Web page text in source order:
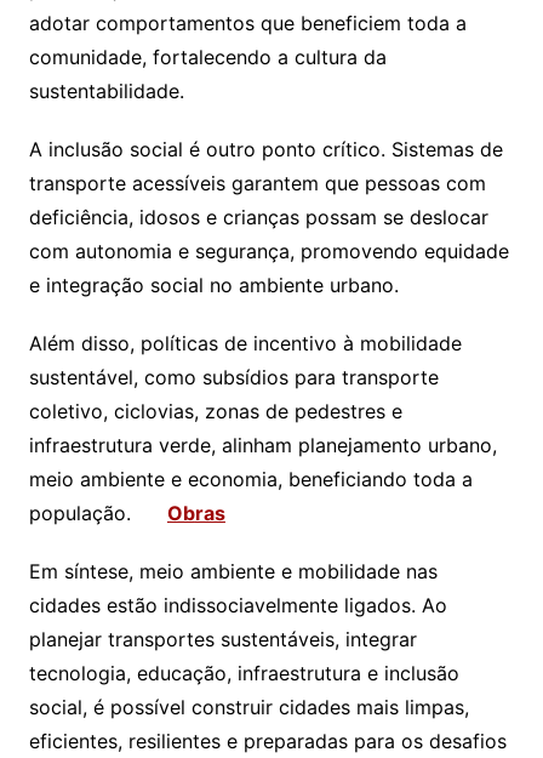
adotar comportamentos que beneficiem toda a
comunidade, fortalecendo a cultura da
sustentabilidade.
A inclusão social é outro ponto crítico. Sistemas de
transporte acessíveis garantem que pessoas com
deficiência, idosos e crianças possam se deslocar
com autonomia e segurança, promovendo equidade
e integração social no ambiente urbano.
Além disso, políticas de incentivo à mobilidade
sustentável, como subsídios para transporte
coletivo, ciclovias, zonas de pedestres e
infraestrutura verde, alinham planejamento urbano,
meio ambiente e economia, beneficiando toda a
população. Obras
Em síntese, meio ambiente e mobilidade nas
cidades estão indissociavelmente ligados. Ao
planejar transportes sustentáveis, integrar
tecnologia, educação, infraestrutura e inclusão
social, é possível construir cidades mais limpas,
eficientes, resilientes e preparadas para os desafios